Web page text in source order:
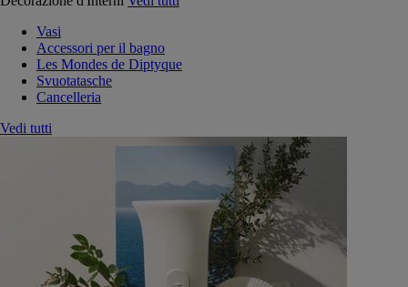
Vasi
Accessori per il bagno
Les Mondes de Diptyque
Svuotatasche
Cancelleria
Vedi tutti